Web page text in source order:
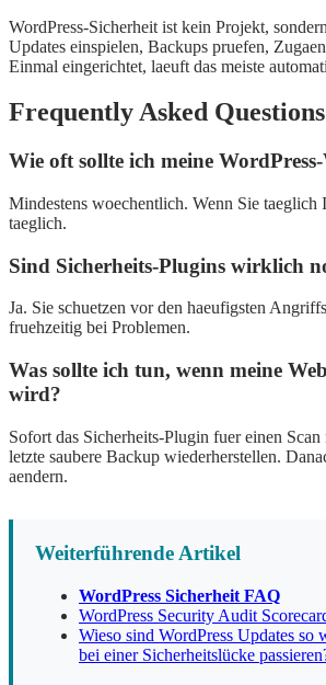
WordPress-Sicherheit ist kein Projekt,
Updates einspielen, Backups pruefen,
Einmal eingerichtet, laeuft das meiste
Frequently Asked Questions
Wie oft sollte ich meine
Mindestens woechentlich. Wenn Sie taeglich
taeglich.
Sind Sicherheits-Plugins wirklich
Ja. Sie schuetzen vor den haeufigsten
fruehzeitig bei Problemen.
Was sollte ich tun, wenn meine
wird?
Sofort das Sicherheits-Plugin fuer einen
letzte saubere Backup wiederherstellen.
aendern.
Weiterführende Artikel
WordPress Sicherheit FAQ
WordPress Security Audit
Wieso sind WordPress Updates so
bei einer Sicherheitslücke